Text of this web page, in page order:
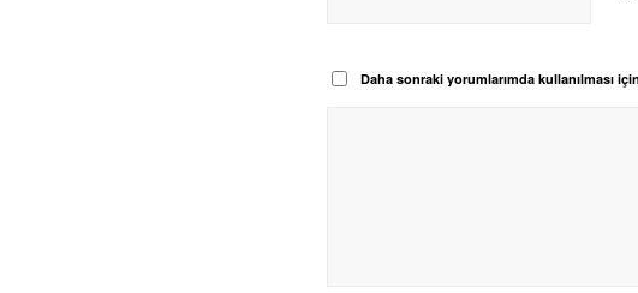
Daha sonraki yorumlarımda kullanılması